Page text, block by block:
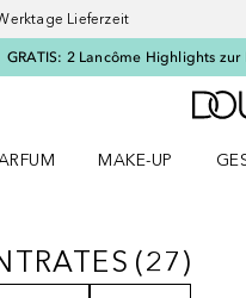
Lieferzeit
GRATIS: 2 Lancôme Highlights
MAKE-UP
27
(27)